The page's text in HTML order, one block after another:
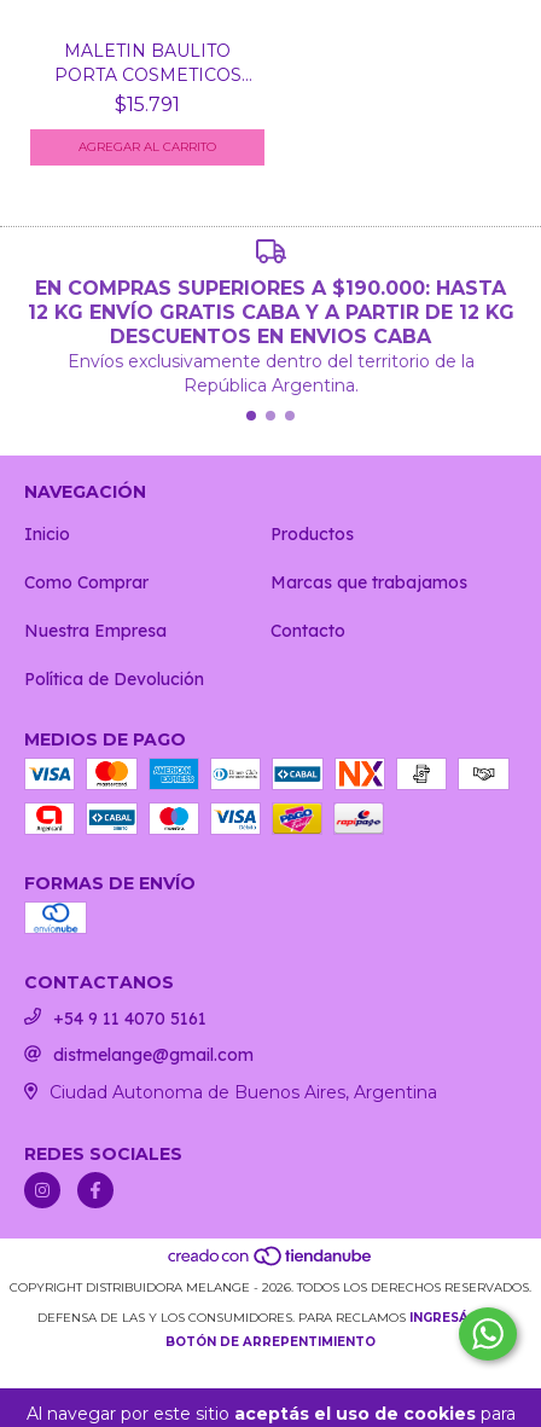
Al navegar por este sitio aceptás el uso de cookiespara
MALETIN BAULITO
PORTA COSMETICOS
HERRAMI...
$15.791
AGREGAR AL CARRITO
EN COMPRAS SUPERIORES A $190.000: HASTA
12 KG ENVÍO GRATIS CABA Y A PARTIR DE 12 KG
DESCUENTOS EN ENVIOS CABA
Envíos exclusivamente dentro del territorio de la
República Argentina.
NAVEGACIÓN
Inicio
Productos
Como Comprar Marcas que trabajamos
Nuestra Empresa Contacto
Política de Devolución
MEDIOS DE PAGO
FORMAS DE ENVÍO
CONTACTANOS
+54 9 11 4070 5161
distmelange@gmail.com
Ciudad Autonoma de Buenos Aires, Argentina
REDES SOCIALES
COPYRIGHT DISTRIBUIDORA MELANGE - 2026. TODOS LOS DERECHOS RESERVADOS.
DEFENSA DE LAS Y LOS CONSUMIDORES. PARA RECLAMOS
INGRESÁ ACÁ.
BOTÓN DE ARREPENTIMIENTO